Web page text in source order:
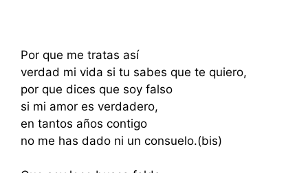
Por que me tratas así
verdad mi vida si tu sabes que te quiero,
por que dices que soy falso
si mi amor es verdadero,
en tantos años contigo
no me has dado ni un consuelo.(bis)